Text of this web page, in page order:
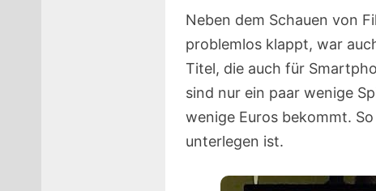
Neben dem Schauen von
problemlos klappt, war
Titel, die auch für
sind nur ein paar wenige
wenige Euros bekommt.
unterlegen ist.